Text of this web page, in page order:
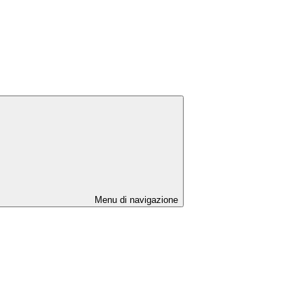
Menu di navigazione